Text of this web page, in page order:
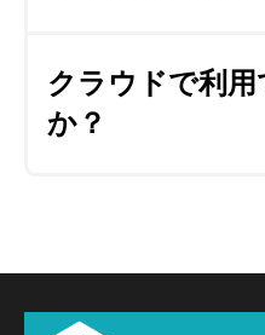
ローコード開発ツール「
いるので、
カスタマイズ
詳しくは、各パッケージ
クラウドで利
か？